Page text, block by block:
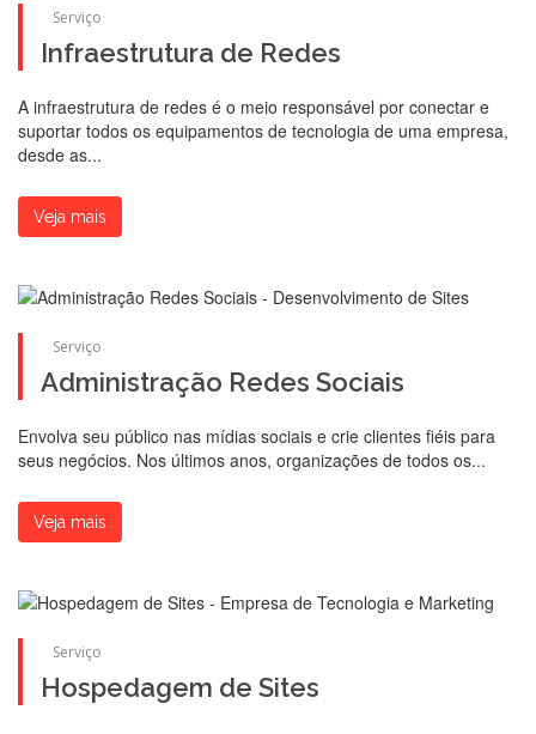
Serviço
Infraestrutura de Redes
A infraestrutura de redes é o meio responsável por conectar e
suportar todos os equipamentos de tecnologia de uma empresa,
desde as...
Veja mais
Serviço
Administração Redes Sociais
Envolva seu público nas mídias sociais e crie clientes fiéis para
seus negócios. Nos últimos anos, organizações de todos os...
Veja mais
Serviço
Hospedagem de Sites